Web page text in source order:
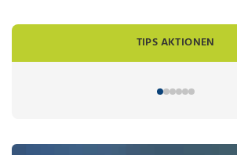
TIPS AKTIONEN